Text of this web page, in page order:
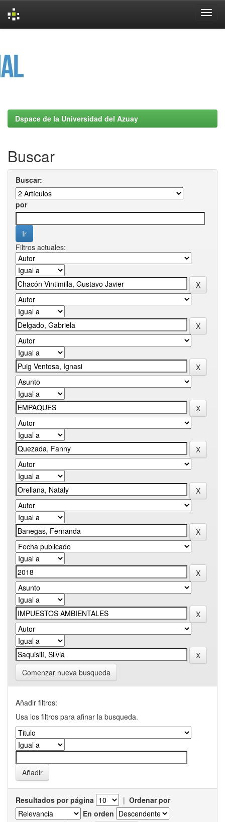
Dspace de la Universidad del Azuay
Buscar
Buscar:
por
Filtros actuales:
Comenzar nueva busqueda
Añadir filtros:
Usa los filtros para afinar la busqueda.
Resultados por página | Ordenar por
En orden